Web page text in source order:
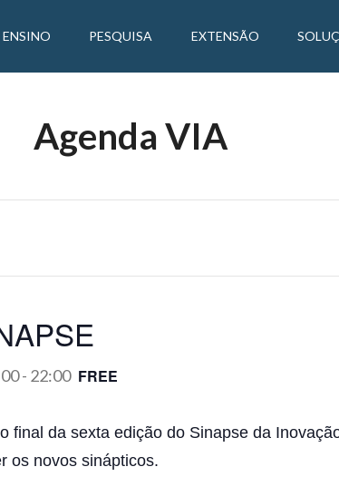
ENSINO PESQUISA EXTENSÃO
Agenda VIA
- 22:00 FREE
final da sexta edição do Sinapse da
os novos sinápticos.